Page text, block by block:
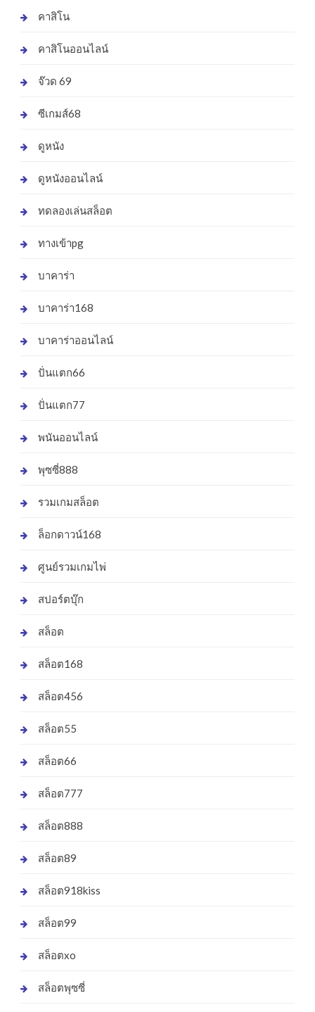
คาสิโน
คาสิโนออนไลน์
จ๊วด 69
ซีเกมส์68
ดูหนัง
ดูหนังออนไลน์
ทดลองเล่นสล็อต
ทางเข้าpg
บาคาร่า
บาคาร่า168
บาคาร่าออนไลน์
ปั่นแตก66
ปั่นแตก77
พนันออนไลน์
พุซซี่888
รวมเกมสล็อต
ล็อกดาวน์168
ศูนย์รวมเกมไพ่
สปอร์ตบุ๊ก
สล็อต
สล็อต168
สล็อต456
สล็อต55
สล็อต66
สล็อต777
สล็อต888
สล็อต89
สล็อต918kiss
สล็อต99
สล็อตxo
สล็อตพุซซี่